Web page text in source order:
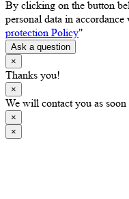
By clicking on the button
personal data in
protection Policy"
Ask a question
×
Thanks you!
×
We will contact you as soon
×
×